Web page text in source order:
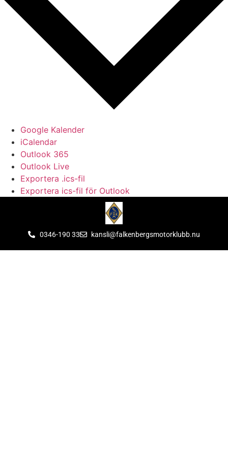
Google Kalender
iCalendar
Outlook 365
Outlook Live
Exportera .ics-fil
Exportera ics-fil för Outlook
0346-190 33 kansli@falkenbergsmotorklubb.nu